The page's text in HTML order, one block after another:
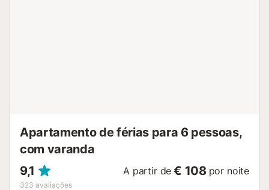
Apartamento de férias para 6 pessoas,
com varanda
9,1
323 avaliações
A partir de € 108 por noite